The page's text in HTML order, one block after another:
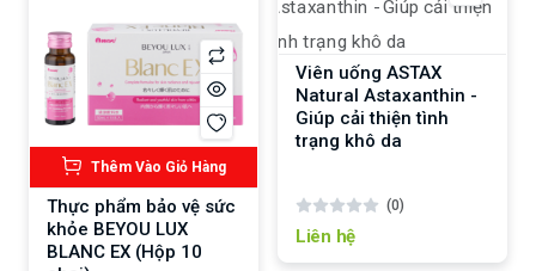
Thêm Vào Giỏ Hàng
Thực phẩm bảo vệ sức
khỏe BEYOU LUX
BLANC EX (Hộp 10
Viên uống ASTAX
Natural Astaxanthin -
Giúp cải thiện tình
trạng khô da
(0)
Liên hệ